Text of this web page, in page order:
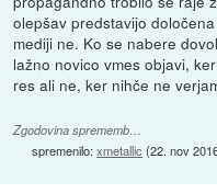
olepšav predstavijo
mediji ne. Ko se nabere
lažno novico vmes objavi,
res ali ne, ker nihče ne
Zgodovina sprememb…
spremenilo:xmetallic (22. nov